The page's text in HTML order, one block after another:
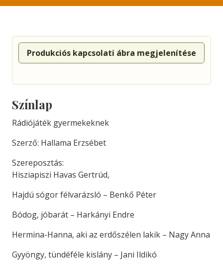
Produkciós kapcsolati ábra megjelenítése
Színlap
Rádiójáték gyermekeknek
Szerző: Hallama Erzsébet
Szereposztás:
Hisziapiszi Havas Gertrúd,
Hajdú sógor félvarázsló – Benkő Péter
Bódog, jóbarát – Harkányi Endre
Hermina-Hanna, aki az erdőszélen lakik – Nagy Anna
Gyyöngy, tündéféle kislány – Jani Ildikó